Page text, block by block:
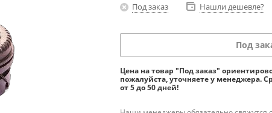
Под заказ Нашли дешевле?
Под
Цена на товар "Под заказ"
пожалуйста, уточняете у менеджера.
от 5 до 50 дней!